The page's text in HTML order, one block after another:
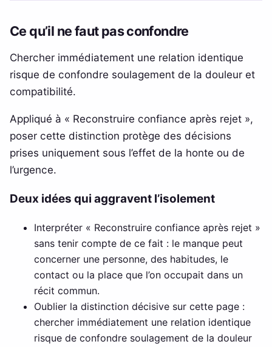
Ce qu’il ne faut pas confondre
Chercher immédiatement une relation identique
risque de confondre soulagement de la douleur et
compatibilité.
Appliqué à « Reconstruire confiance après rejet »,
poser cette distinction protège des décisions
prises uniquement sous l’effet de la honte ou de
l’urgence.
Deux idées qui aggravent l’isolement
Interpréter « Reconstruire confiance après rejet »
sans tenir compte de ce fait : le manque peut
concerner une personne, des habitudes, le
contact ou la place que l’on occupait dans un
récit commun.
Oublier la distinction décisive sur cette page :
chercher immédiatement une relation identique
risque de confondre soulagement de la douleur